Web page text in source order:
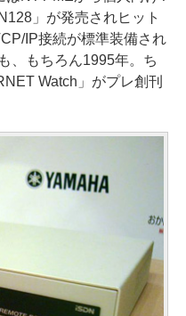
」が発売されヒット
IP接続が標準装備され
、もちろん1995年。ち
Watch」がプレ創刊